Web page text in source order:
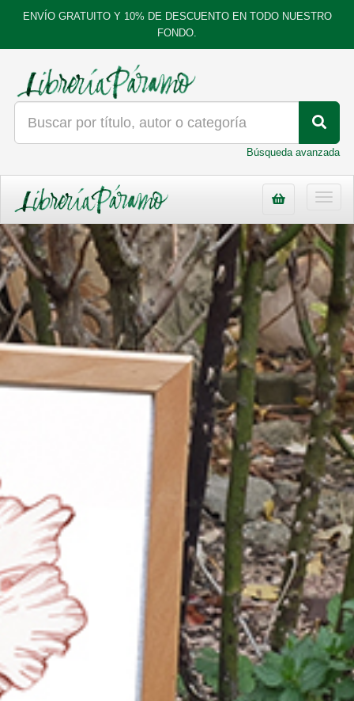
ENVÍO GRATUITO Y 10% DE DESCUENTO EN TODO NUESTRO
FONDO.
Búsqueda avanzada